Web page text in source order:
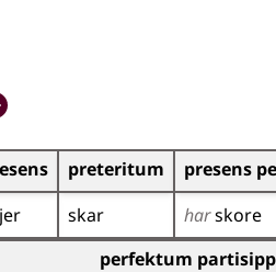
verbetpreteritum presens
skar harskore
verbet (partisippformer)
perfektum partisipp